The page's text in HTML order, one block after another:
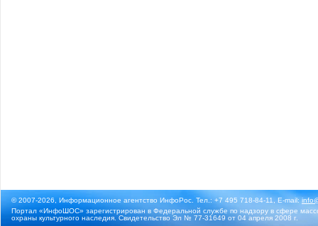
© 2007-2026, Информационное агентство ИнфоРос. Тел.: +7 495 718-84-11, E-mail:
Портал «ИнфоШОС» зарегистрирован в Федеральной службе по надзору в сфере
охраны культурного наследия. Свидетельство Эл № 77-31649 от 04 апреля 2008 г.